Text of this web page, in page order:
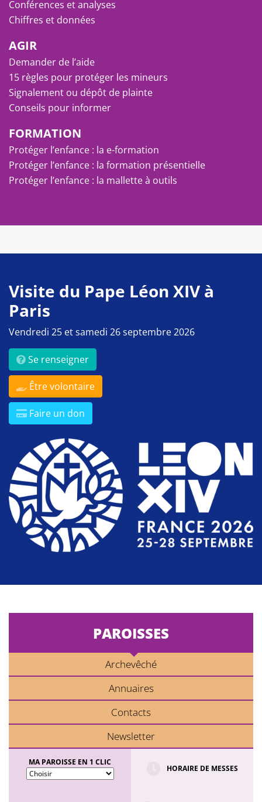
Conférences et analyses
Chiffres et données
AGIR
Demander de l’aide
15 règles pour protéger les mineurs
Signalement ou dépôt de plainte
Conseils pour informer
FORMATION
Protéger l’enfance : la e-formation
Protéger l’enfance : la formation présentielle
Protéger l’enfance : la mallette à outils
Visite du Pape Léon XIV à
Paris
Vendredi 25 et samedi 26 septembre 2026
Se renseigner
Être volontaire
Faire un don
PAROISSES
Archevêché
Annuaires
Contacts
Newsletter
MA PAROISSE EN 1 CLIC
HORAIRE DE MESSES